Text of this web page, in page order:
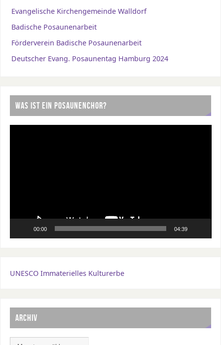
Evangelische Kirchengemeinde Walldorf
Badische Posaunenarbeit
Förderverein Badische Posaunenarbeit
Deutscher Evang. Posaunentag Hamburg 2024
WAS IST EIN POSAUNENCHOR?
00:00 04:39
UNESCO Immaterielles Kulturerbe
ARCHIV